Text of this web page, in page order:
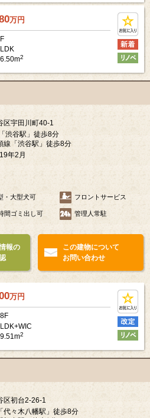
万円
2
区宇田川町40-1
渋谷駅」徒歩8分
線「渋谷駅」徒歩8分
年2月
・大型犬可 フロントサービス
間ゴミ出し可 管理人常駐
報の
この建物について
お問い合わせ
万円
2
区初台2-26-1
代々木八幡駅」徒歩8分